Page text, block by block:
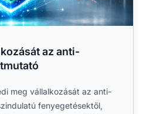
az anti-
meg vállalkozását az anti-
fenyegetésektől,